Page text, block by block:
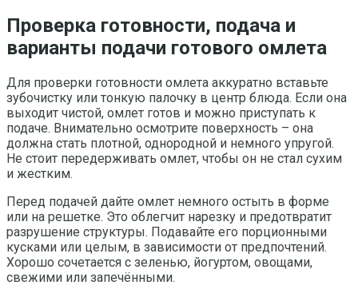
Проверка готовности, подача и
варианты подачи готового омлета
Для проверки готовности омлета аккуратно вставьте
зубочистку или тонкую палочку в центр блюда. Если она
выходит чистой, омлет готов и можно приступать к
подаче. Внимательно осмотрите поверхность – она
должна стать плотной, однородной и немного упругой.
Не стоит передерживать омлет, чтобы он не стал сухим
и жестким.
Перед подачей дайте омлет немного остыть в форме
или на решетке. Это облегчит нарезку и предотвратит
разрушение структуры. Подавайте его порционными
кусками или целым, в зависимости от предпочтений.
Хорошо сочетается с зеленью, йогуртом, овощами,
свежими или запечёнными.